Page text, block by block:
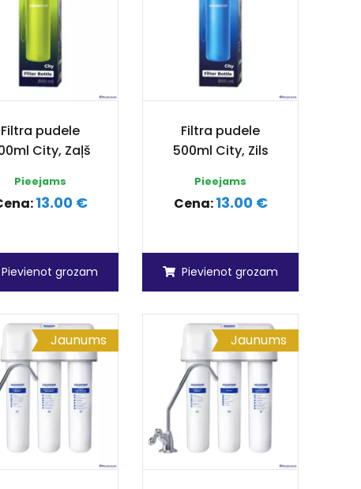
Filtra pudele
City, Zaļš
Pieejams
13.00 €
Pievienot grozam
Filtra pudele
500ml City, Zils
Pieejams
Cena:13.00 €
Pievienot grozam
Jaunums Jaunums